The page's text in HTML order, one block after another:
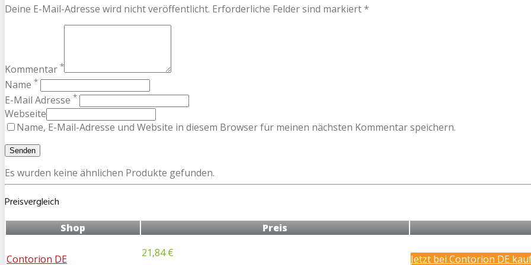
Deine E-Mail-Adresse wird nicht veröffentlicht. Erforderliche Felder sind markiert *
Kommentar *
Name *
E-Mail Adresse *
Webseite
Name, E-Mail-Adresse und Website in diesem Browser für meinen nächsten Kommentar speichern.
Es wurden keine ähnlichen Produkte gefunden.
Preisvergleich
Shop Preis
Contorion DE 21,84 € Jetzt bei Contorion DE